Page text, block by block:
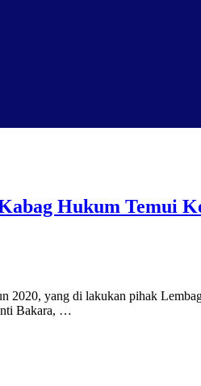
Hukum Temui
2020, yang di lakukan pihak
Bakara, …